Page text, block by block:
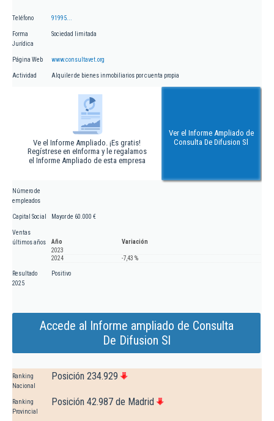
Teléfono 91995...
Forma
Jurídica
Sociedad limitada
Página Web www.consultavet.org
Actividad Alquiler de bienes inmobiliarios por cuenta propia
Ve el Informe Ampliado. ¡Es gratis!
Regístrese en eInforma y le regalamos
el Informe Ampliado de esta empresa
Ver el Informe Ampliado de
Consulta De Difusion Sl
Número de
empleados
Capital Social Mayor de 60.000 €
Ventas
últimos años
Año
Variación
2023
2024
-7,43 %
Resultado
2025
Positivo
Accede al Informe ampliado de Consulta
De Difusion Sl
Ranking
Nacional
Posición 234.929
Ranking
Provincial
Posición 42.987 de Madrid